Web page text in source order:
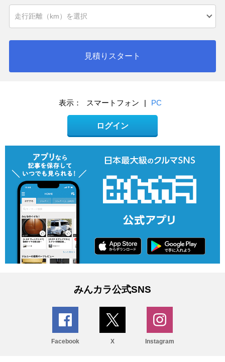
見積りスタート
表示： スマートフォン | PC
ログイン
みんカラ公式SNS
Facebook X Instagram